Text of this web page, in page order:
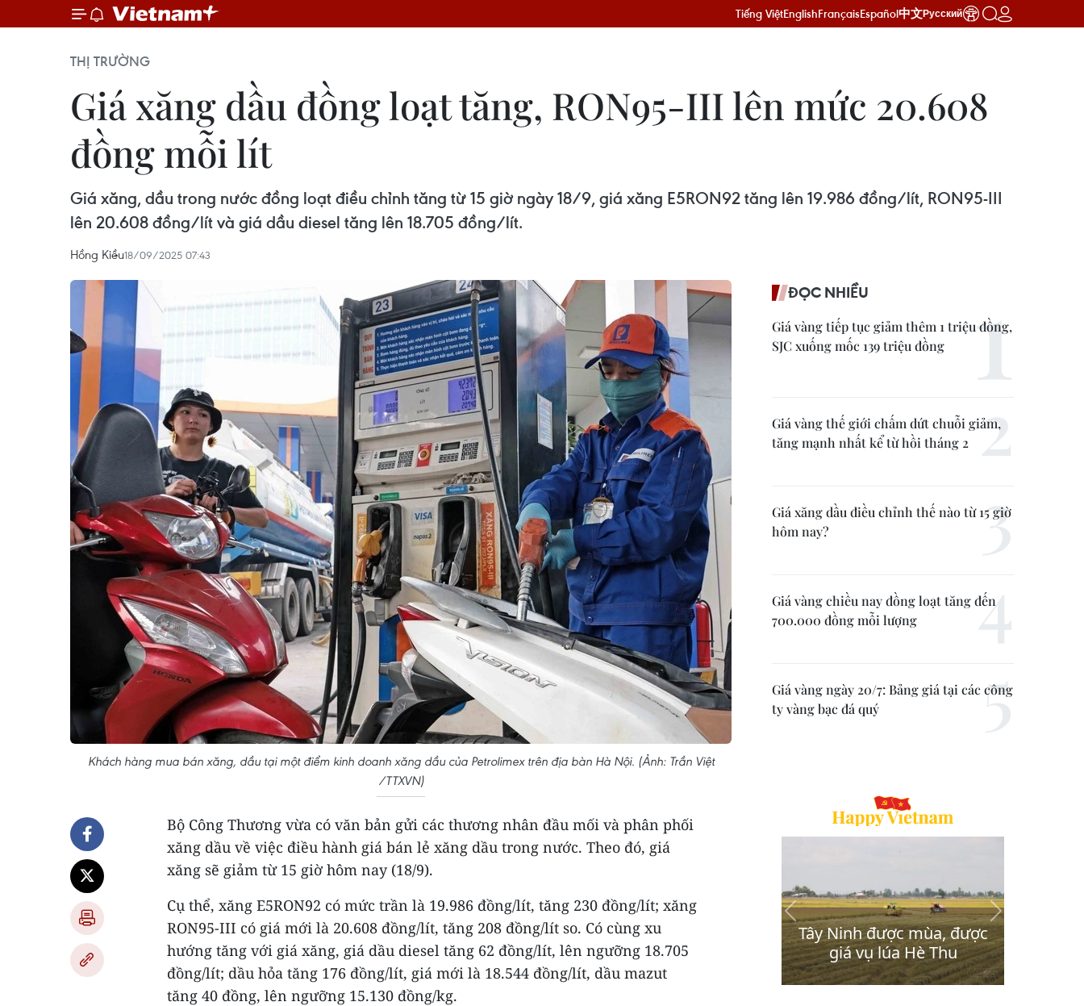
Tiếng ViệtEnglishFrançaisEspañol中文Русский
THỊ TRƯỜNG
Giá xăng dầu đồng loạt tăng, RON95-III lên mức 20.608
đồng mỗi lít
Giá xăng, dầu trong nước đồng loạt điều chỉnh tăng từ 15 giờ ngày 18/9, giá xăng E5RON92 tăng lên 19.986 đồng/lít, RON95-III
lên 20.608 đồng/lít và giá dầu diesel tăng lên 18.705 đồng/lít.
Hồng Kiều18/09/2025 07:43
Khách hàng mua bán xăng, dầu tại một điểm kinh doanh xăng dầu của Petrolimex trên địa bàn Hà Nội. (Ảnh: Trần Việt
/TTXVN)
Bộ Công Thương vừa có văn bản gửi các thương nhân đầu mối và phân phối
xăng dầu về việc điều hành giá bán lẻ xăng dầu trong nước. Theo đó, giá
xăng sẽ giảm từ 15 giờ hôm nay (18/9).
Cụ thể, xăng E5RON92 có mức trần là 19.986 đồng/lít, tăng 230 đồng/lít; xăng
RON95-III có giá mới là 20.608 đồng/lít, tăng 208 đồng/lít so. Có cùng xu
hướng tăng với giá xăng, giá dầu diesel tăng 62 đồng/lít, lên ngưỡng 18.705
đồng/lít; dầu hỏa tăng 176 đồng/lít, giá mới là 18.544 đồng/lít, dầu mazut
tăng 40 đồng, lên ngưỡng 15.130 đồng/kg.
ĐỌC NHIỀU
Giá vàng tiếp tục giảm thêm 1 triệu đồng,
SJC xuống mốc 139 triệu đồng
Giá vàng thế giới chấm dứt chuỗi giảm,
tăng mạnh nhất kể từ hồi tháng 2
Giá xăng dầu điều chỉnh thế nào từ 15 giờ
hôm nay?
Giá vàng chiều nay đồng loạt tăng đến
700.000 đồng mỗi lượng
Giá vàng ngày 20/7: Bảng giá tại các công
ty vàng bạc đá quý